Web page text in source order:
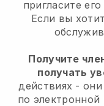
пригласите
Если вы
Получите
получать
действиях -
по